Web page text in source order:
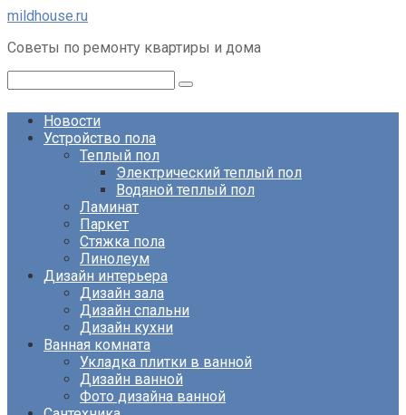
Перейти
контенту
mildhouse.ru
Советы по ремонту квартиры и дома
Новости
Устройство пола
Теплый пол
Электрический теплый пол
Водяной теплый пол
Ламинат
Паркет
Стяжка пола
Линолеум
Дизайн интерьера
Дизайн зала
Дизайн спальни
Дизайн кухни
Ванная комната
Укладка плитки в ванной
Дизайн ванной
Фото дизайна ванной